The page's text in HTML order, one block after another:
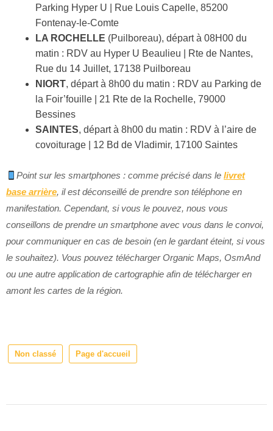
Parking Hyper U | Rue Louis Capelle, 85200
Fontenay-le-Comte
LA ROCHELLE (Puilboreau), départ à 08H00 du
matin : RDV au Hyper U Beaulieu | Rte de Nantes,
Rue du 14 Juillet, 17138 Puilboreau
NIORT, départ à 8h00 du matin : RDV au Parking de
la Foir’fouille | 21 Rte de la Rochelle, 79000
Bessines
SAINTES, départ à 8h00 du matin : RDV à l’aire de
covoiturage | 12 Bd de Vladimir, 17100 Saintes
Point sur les smartphones : comme précisé dans lelivret
base arrière, il est déconseillé de prendre son téléphone en
manifestation. Cependant, si vous le pouvez, nous vous
conseillons de prendre un smartphone avec vous dans le convoi,
pour communiquer en cas de besoin (en le gardant éteint, si vous
le souhaitez). Vous pouvez télécharger Organic Maps, OsmAnd
ou une autre application de cartographie afin de télécharger en
amont les cartes de la région.
Non classé Page d'accueil